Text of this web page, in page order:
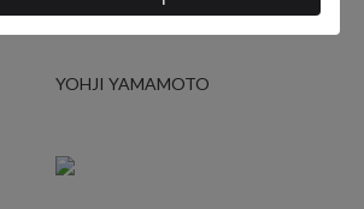
YOHJI YAMAMOTO